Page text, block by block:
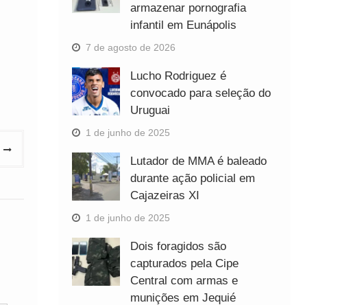
armazenar pornografia
infantil em Eunápolis
7 de agosto de 2026
Lucho Rodriguez é
convocado para seleção do
Uruguai
1 de junho de 2025
Lutador de MMA é baleado
durante ação policial em
Cajazeiras XI
1 de junho de 2025
Dois foragidos são
capturados pela Cipe
Central com armas e
munições em Jequié